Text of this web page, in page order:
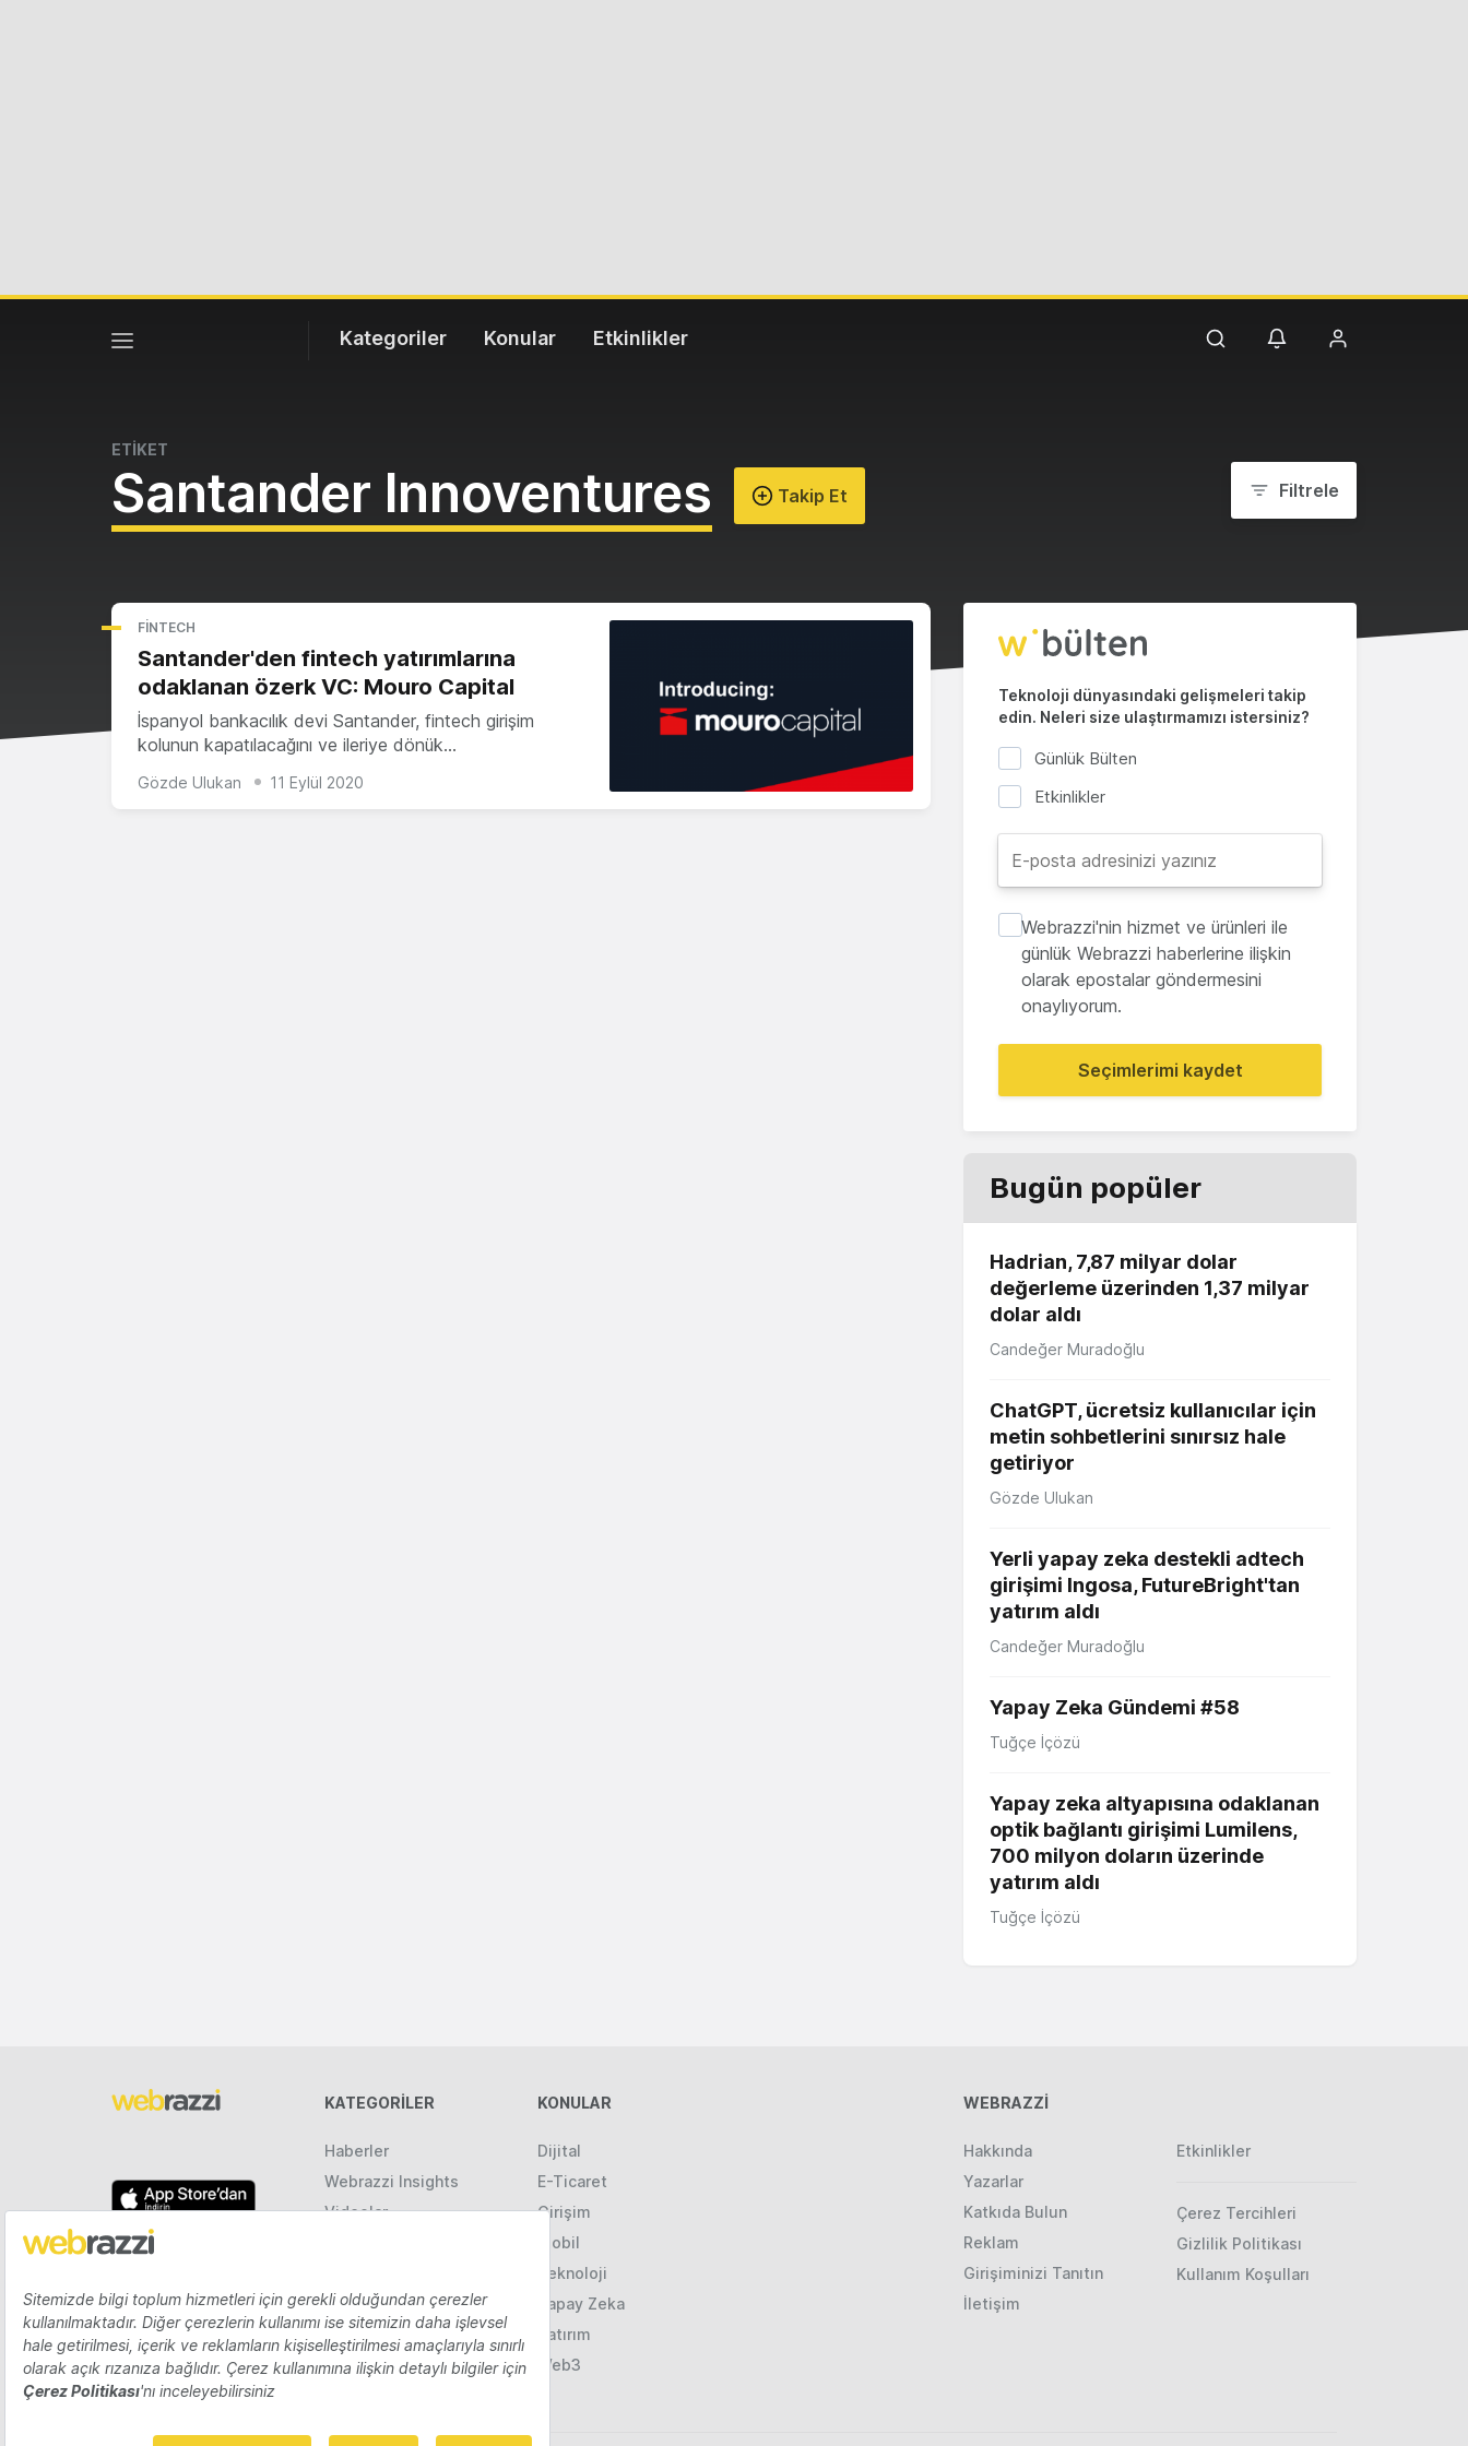
Kategoriler Konular Etkinlikler
ETİKET
Santander Innoventures Takip Et Filtrele
FINTECH
Santander'den fintech yatırımlarına
odaklanan özerk VC: Mouro Capital
İspanyol bankacılık devi Santander, fintech girişim
kolunun kapatılacağını ve ileriye dönük…
Gözde Ulukan 11 Eylül 2020
Teknoloji dünyasındaki gelişmeleri takip
edin. Neleri size ulaştırmamızı istersiniz?
Günlük Bülten
Etkinlikler
Webrazzi'nin hizmet ve ürünleri ile
günlük Webrazzi haberlerine ilişkin
olarak epostalar göndermesini
onaylıyorum.
Seçimlerimi kaydet
Bugün popüler
Hadrian, 7,87 milyar dolar
değerleme üzerinden 1,37 milyar
dolar aldı
Candeğer Muradoğlu
ChatGPT, ücretsiz kullanıcılar için
metin sohbetlerini sınırsız hale
getiriyor
Gözde Ulukan
Yerli yapay zeka destekli adtech
girişimi Ingosa, FutureBright'tan
yatırım aldı
Candeğer Muradoğlu
Yapay Zeka Gündemi #58
Tuğçe İçözü
Yapay zeka altyapısına odaklanan
optik bağlantı girişimi Lumilens,
700 milyon doların üzerinde
yatırım aldı
Tuğçe İçözü
KATEGORILER
Haberler
Webrazzi Insights
Videolar
KONULAR
Dijital
E-Ticaret
Girişim
Mobil
Teknoloji
Yapay Zeka
Yatırım
Web3
WEBRAZZİ
Hakkında
Yazarlar
Katkıda Bulun
Reklam
Girişiminizi Tanıtın
İletişim
Etkinlikler
Çerez Tercihleri
Gizlilik Politikası
Kullanım Koşulları